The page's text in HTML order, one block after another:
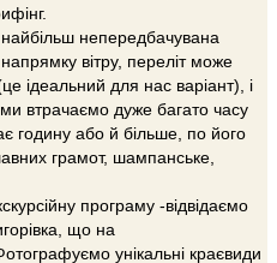
найбільш непередбачувана
вітру, переліт може
ідеальний для нас варіант), і
втрачаємо дуже багато часу
годину або й більше, по його
грамот, шампанське,
програму -відвідаємо
що на
унікальні краєвиди